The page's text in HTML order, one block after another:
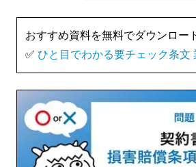
おすすめ資料を無料でダウンロー
✅ ひと目でわかる要チェック条文